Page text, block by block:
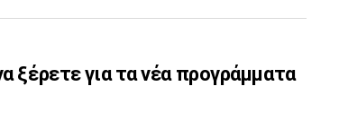
ξέρετε για τα νέα προγράμματα